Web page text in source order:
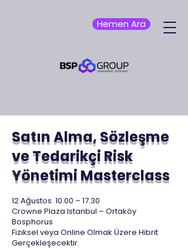
Hemen Ara
Satın Alma, Sözleşme
ve Tedarikçi Risk
Yönetimi Masterclass
12 Ağustos 10.00 – 17.30
Crowne Plaza Istanbul – Ortaköy
Bosphorus
Fiziksel veya Online Olmak Üzere Hibrit
Gerçekleşecektir.